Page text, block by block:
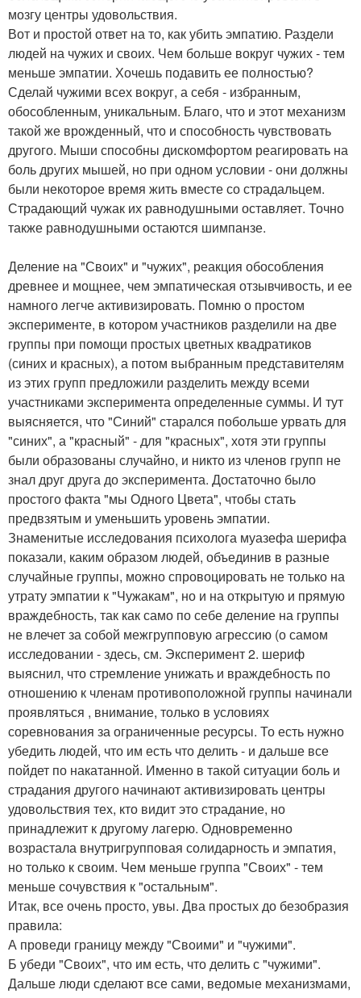
мозгу центры удовольствия.
Вот и простой ответ на то, как убить эмпатию. Раздели
людей на чужих и своих. Чем больше вокруг чужих - тем
меньше эмпатии. Хочешь подавить ее полностью?
Сделай чужими всех вокруг, а себя - избранным,
обособленным, уникальным. Благо, что и этот механизм
такой же врожденный, что и способность чувствовать
другого. Мыши способны дискомфортом реагировать на
боль других мышей, но при одном условии - они должны
были некоторое время жить вместе со страдальцем.
Страдающий чужак их равнодушными оставляет. Точно
также равнодушными остаются шимпанзе.
Деление на "Своих" и "чужих", реакция обособления
древнее и мощнее, чем эмпатическая отзывчивость, и ее
намного легче активизировать. Помню о простом
эксперименте, в котором участников разделили на две
группы при помощи простых цветных квадратиков
(синих и красных), а потом выбранным представителям
из этих групп предложили разделить между всеми
участниками эксперимента определенные суммы. И тут
выясняется, что "Синий" старался побольше урвать для
"синих", а "красный" - для "красных", хотя эти группы
были образованы случайно, и никто из членов групп не
знал друг друга до эксперимента. Достаточно было
простого факта "мы Одного Цвета", чтобы стать
предвзятым и уменьшить уровень эмпатии.
Знаменитые исследования психолога муазефа шерифа
показали, каким образом людей, объединив в разные
случайные группы, можно спровоцировать не только на
утрату эмпатии к "Чужакам", но и на открытую и прямую
враждебность, так как само по себе деление на группы
не влечет за собой межгрупповую агрессию (о самом
исследовании - здесь, см. Эксперимент 2. шериф
выяснил, что стремление унижать и враждебность по
отношению к членам противоположной группы начинали
проявляться , внимание, только в условиях
соревнования за ограниченные ресурсы. То есть нужно
убедить людей, что им есть что делить - и дальше все
пойдет по накатанной. Именно в такой ситуации боль и
страдания другого начинают активизировать центры
удовольствия тех, кто видит это страдание, но
принадлежит к другому лагерю. Одновременно
возрастала внутригрупповая солидарность и эмпатия,
но только к своим. Чем меньше группа "Своих" - тем
меньше сочувствия к "остальным".
Итак, все очень просто, увы. Два простых до безобразия
правила:
А проведи границу между "Своими" и "чужими".
Б убеди "Своих", что им есть, что делить с "чужими".
Дальше люди сделают все сами, ведомые механизмами,